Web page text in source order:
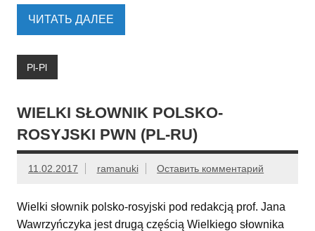
ЧИТАТЬ ДАЛЕЕ
Pl-Pl
WIELKI SŁOWNIK POLSKO-
ROSYJSKI PWN (PL-RU)
11.02.2017 ramanuki Оставить комментарий
Wielki słownik polsko-rosyjski pod redakcją prof. Jana
Wawrzyńczyka jest drugą częścią Wielkiego słownika